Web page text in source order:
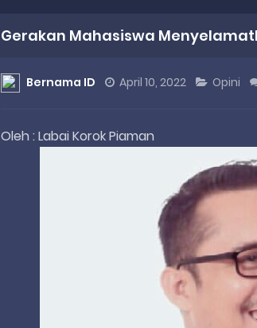
Gerakan Mahasiswa
Bernama ID April 10, 2022 Opini
Oleh : Labai Korok Piaman